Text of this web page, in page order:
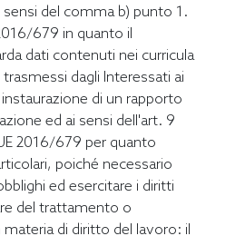
del comma b) punto 1.
679 in quanto il
dati contenuti nei curricula
dagli Interessati ai
di un rapporto
ed ai sensi dell'art. 9
2016/679 per quanto
poiché necessario
ed esercitare i diritti
del trattamento o
materia di diritto del lavoro: il